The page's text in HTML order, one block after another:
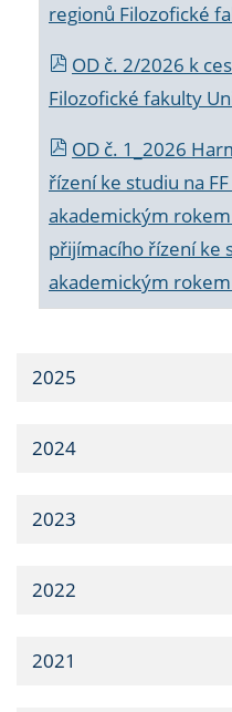
regionů Filozofické
OD č. 2/2026 k
Filozofické fakulty
OD č. 1_2026
řízení ke studiu na
akademickým
přijímacího řízení ke
akademickým
2025
2024
2023
2022
2021